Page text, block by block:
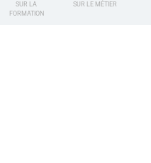
SUR LA
FORMATION
SUR LE MÉTIER